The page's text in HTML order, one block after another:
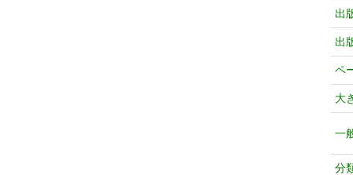
出
出
ペ
大
一
分